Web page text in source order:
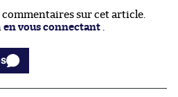
sur cet article.
en vous connectant